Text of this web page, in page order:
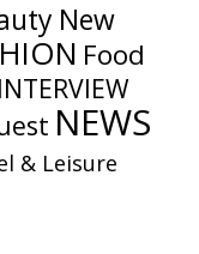
New
Food
INTERVIEW
NEWS
& Leisure